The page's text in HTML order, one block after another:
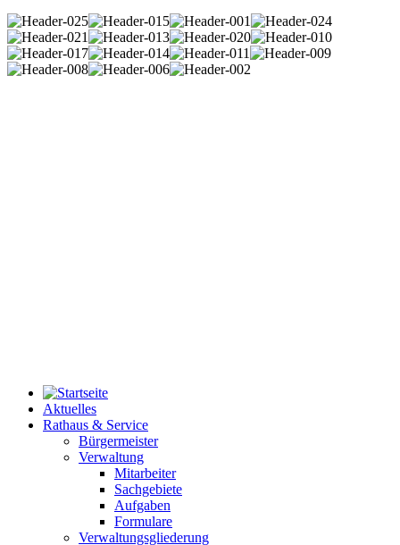
Aktuelles
Rathaus & Service
Bürgermeister
Verwaltung
Mitarbeiter
Sachgebiete
Aufgaben
Formulare
Verwaltungsgliederung